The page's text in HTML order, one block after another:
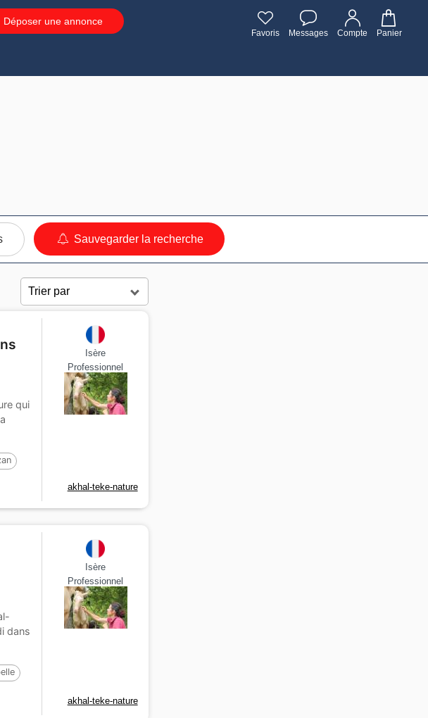
Déposer une annonce
Favoris Messages Compte Panier
Sauvegarder la recherche
qui
Isère
Professionnel
akhal-teke-nature
dans
Isère
Professionnel
akhal-teke-nature